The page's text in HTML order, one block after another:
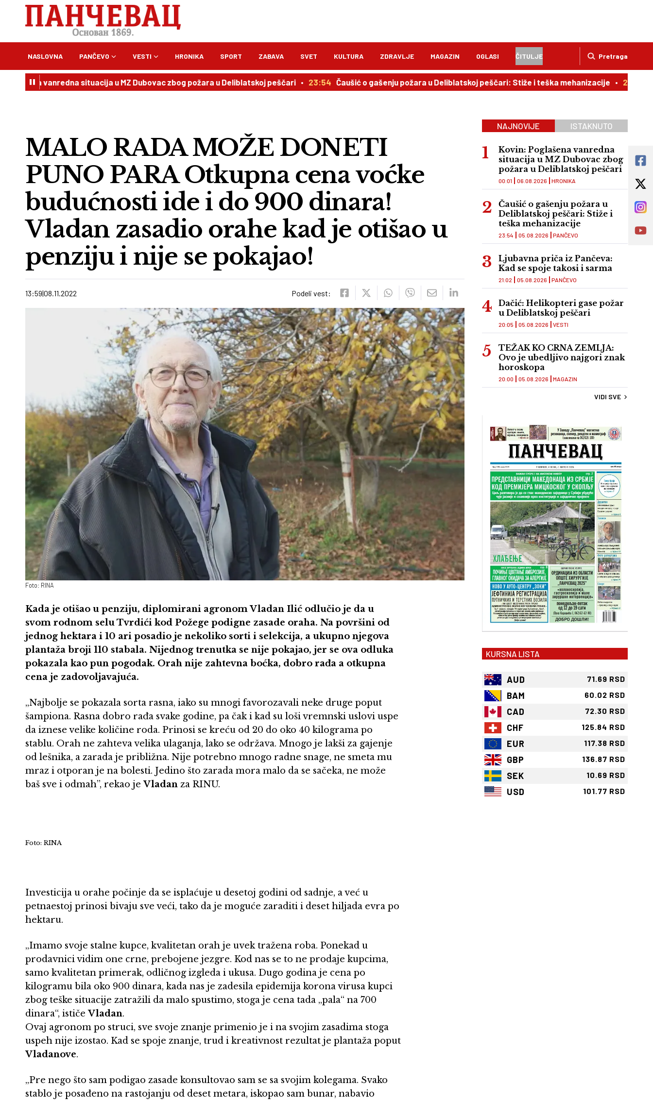
Pretraga
NASLOVNA PANČEVO VESTI HRONIKA SPORT ZABAVA SVET KULTURA ZDRAVLJE MAGAZIN OGLASI ČITULJE
vanredna situacija u MZ Dubovac zbog požara u Deliblatskoj peščari 23:54 Čaušić o gašenju požara u Deliblatskoj peščari: Stiže i teška mehanizacije 21:02 Ljubavna
MALO RADA MOŽE DONETI
PUNO PARA Otkupna cena voćke
budućnosti ide i do 900 dinara!
Vladan zasadio orahe kad je otišao u
penziju i nije se pokajao!
13:59 08.11.2022 Podeli vest:
Foto: RINA
Kada je otišao u penziju, diplomirani agronom Vladan Ilić odlučio je da u
svom rodnom selu Tvrdići kod Požege podigne zasade oraha. Na površini od
jednog hektara i 10 ari posadio je nekoliko sorti i selekcija, a ukupno njegova
plantaža broji 110 stabala. Nijednog trenutka se nije pokajao, jer se ova odluka
pokazala kao pun pogodak. Orah nije zahtevna boćka, dobro rađa a otkupna
cena je zadovoljavajuća.
„Najbolje se pokazala sorta rasna, iako su mnogi favorozavali neke druge poput
šampiona. Rasna dobro rađa svake godine, pa čak i kad su loši vremnski uslovi uspe
da iznese velike količine roda. Prinosi se kreću od 20 do oko 40 kilograma po
stablu. Orah ne zahteva velika ulaganja, lako se održava. Mnogo je lakši za gajenje
od lešnika, a zarada je približna. Nije potrebno mnogo radne snage, ne smeta mu
mraz i otporan je na bolesti. Jedino što zarada mora malo da se sačeka, ne može
baš sve i odmah”, rekao jeVladan za RINU.
Foto: RINA
Investicija u orahe počinje da se isplaćuje u desetoj godini od sadnje, a već u
petnaestoj prinosi bivaju sve veći, tako da je moguće zaraditi i deset hiljada evra po
hektaru.
„Imamo svoje stalne kupce, kvalitetan orah je uvek tražena roba. Ponekad u
prodavnici vidim one crne, prebojene jezgre. Kod nas se to ne prodaje kupcima,
samo kvalitetan primerak, odličnog izgleda i ukusa. Dugo godina je cena po
kilogramu bila oko 900 dinara, kada nas je zadesila epidemija korona virusa kupci
zbog teške situacije zatražili da malo spustimo, stoga je cena tada „pala“ na 700
dinara“, ističeVladan.
Ovaj agronom po struci, sve svoje znanje primenio je i na svojim zasadima stoga
uspeh nije izostao. Kad se spoje znanje, trud i kreativnost rezultat je plantaža poput
Vladanove.
„Pre nego što sam podigao zasade konsultovao sam se sa svojim kolegama. Svako
stablo je posađeno na rastojanju od deset metara, iskopao sam bunar, nabavio
NAJNOVIJE ISTAKNUTO
Kovin: Poglašena vanredna
situacija u MZ Dubovac zbog
požara u Deliblatskoj peščari
HRONIKA
00:01 06.08.2026
Čaušić o gašenju požara u
Deliblatskoj peščari: Stiže i
teška mehanizacije
PANČEVO
23:54 05.08.2026
Ljubavna priča iz Pančeva:
Kad se spoje takosi i sarma
PANČEVO
21:02 05.08.2026
Dačić: Helikopteri gase požar
u Deliblatskoj peščari
VESTI
20:05 05.08.2026
TEŽAK KO CRNA ZEMLJA:
Ovo je ubedljivo najgori znak
horoskopa
MAGAZIN
20:00 05.08.2026
VIDI SVE
KURSNA LISTA
AUD 71.69 RSD
BAM 60.02 RSD
CAD 72.30 RSD
CHF 125.84 RSD
EUR 117.38 RSD
GBP 136.87 RSD
SEK 10.69 RSD
USD 101.77 RSD